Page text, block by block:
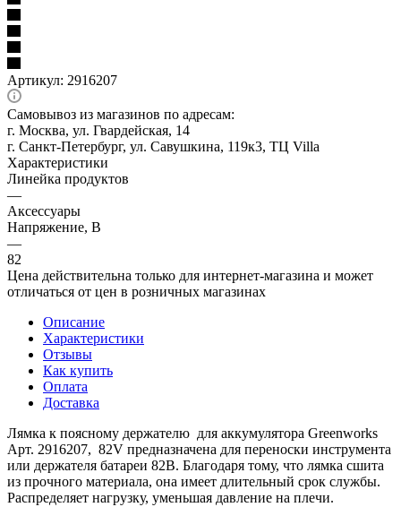
Артикул: 2916207
Самовывоз из магазинов по адресам:
г. Москва, ул. Гвардейская, 14
г. Санкт-Петербург, ул. Савушкина, 119к3, ТЦ Villa
Характеристики
Линейка продуктов
—
Аксессуары
Напряжение, В
—
82
Цена действительна только для интернет-магазина и может
отличаться от цен в розничных магазинах
Описание
Характеристики
Отзывы
Как купить
Оплата
Доставка
Лямка к поясному держателю для аккумулятора Greenworks
Арт. 2916207, 82V предназначена для переноски инструмента
или держателя батареи 82В. Благодаря тому, что лямка сшита
из прочного материала, она имеет длительный срок службы.
Распределяет нагрузку, уменьшая давление на плечи.